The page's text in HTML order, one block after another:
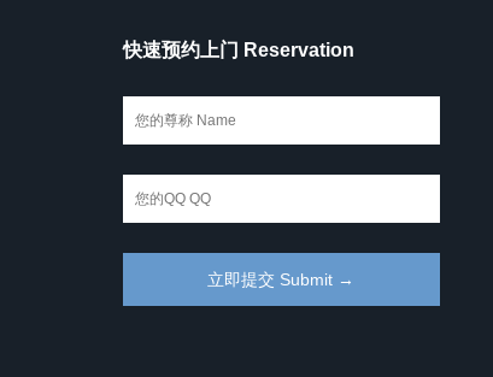
快速预约上门 Reservation